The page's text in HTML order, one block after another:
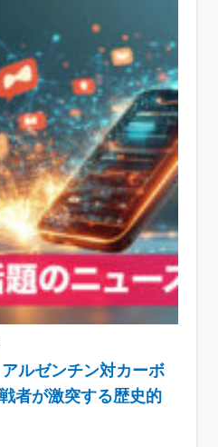
アルゼンチン対カーボ
者が激突する歴史的